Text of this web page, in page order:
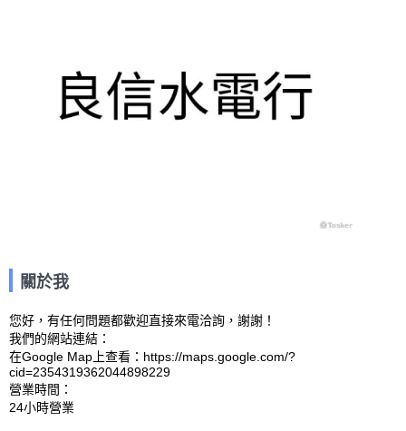
關於我
您好，有任何問題都歡迎直接來電洽詢，謝謝！
我們的網站連結：
在Google Map上查看：https://maps.google.com/?
cid=2354319362044898229
營業時間：